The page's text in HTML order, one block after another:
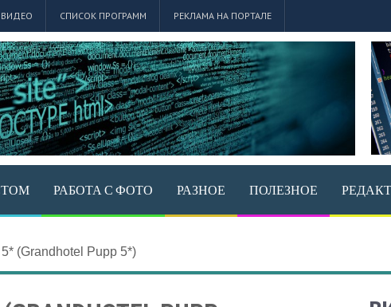
ВИДЕО СПИСОК ПРОГРАММ РЕКЛАМА НА ПОРТАЛЕ
РАБОТА С ФОТО РАЗНОЕ ПОЛЕЗНОЕ
(Grandhotel Pupp 5*)